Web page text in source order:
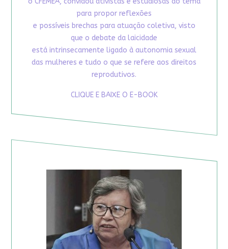
para propor reflexões
e possíveis brechas para atuação coletiva, visto
que o debate da laicidade
está intrinsecamente ligado à autonomia sexual
das mulheres e tudo o que se refere aos direitos
reprodutivos.
CLIQUE E BAIXE O E-BOOK